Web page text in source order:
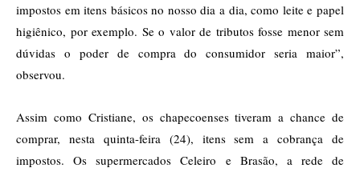
impostos em itens básicos no nosso dia a dia, como leite e papel
higiênico, por exemplo. Se o valor de tributos fosse menor sem
dúvidas o poder de compra do consumidor seria maior”,
observou.
Assim como Cristiane, os chapecoenses tiveram a chance de
comprar, nesta quinta-feira (24), itens sem a cobrança de
impostos. Os supermercados Celeiro e Brasão, a rede de